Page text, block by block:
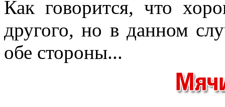
Как говорится, что
другого, но в данном
обе стороны...